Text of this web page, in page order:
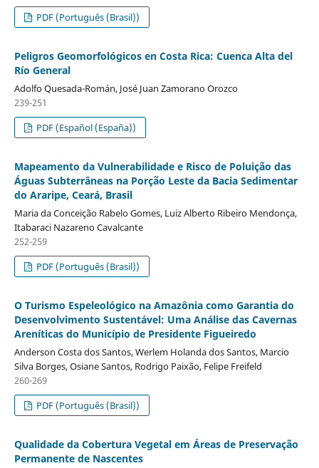
PDF (Português (Brasil))
Peligros Geomorfológicos en Costa Rica: Cuenca Alta del
Río General
Adolfo Quesada-Román, José Juan Zamorano Orozco
239-251
PDF (Español (España))
Mapeamento da Vulnerabilidade e Risco de Poluição das
Águas Subterrâneas na Porção Leste da Bacia Sedimentar
do Araripe, Ceará, Brasil
Maria da Conceição Rabelo Gomes, Luiz Alberto Ribeiro Mendonça,
Itabaraci Nazareno Cavalcante
252-259
PDF (Português (Brasil))
O Turismo Espeleológico na Amazônia como Garantia do
Desenvolvimento Sustentável: Uma Análise das Cavernas
Areníticas do Município de Presidente Figueiredo
Anderson Costa dos Santos, Werlem Holanda dos Santos, Marcio
Silva Borges, Osiane Santos, Rodrigo Paixão, Felipe Freifeld
260-269
PDF (Português (Brasil))
Qualidade da Cobertura Vegetal em Áreas de Preservação
Permanente de Nascentes